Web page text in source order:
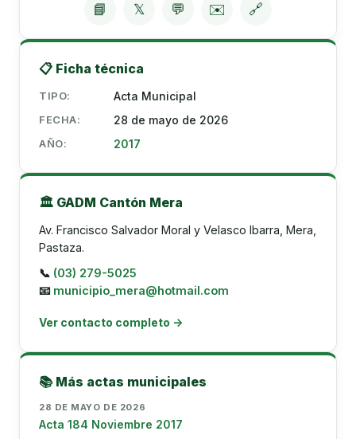
📘 𝕏 💬 ✉️ 🔗
📋 Ficha técnica
TIPO: Acta Municipal
FECHA: 28 de mayo de 2026
AÑO: 2017
🏛️ GADM Cantón Mera
Av. Francisco Salvador Moral y Velasco Ibarra, Mera,
Pastaza.
📞 (03) 279-5025
📧 municipio_mera@hotmail.com
Ver contacto completo →
📚 Más actas municipales
28 DE MAYO DE 2026
Acta 184 Noviembre 2017